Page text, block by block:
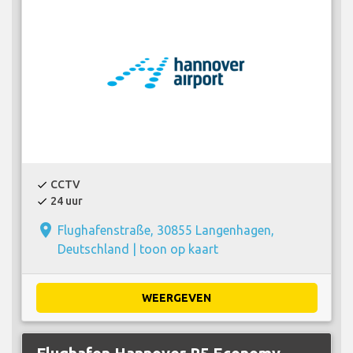
check CCTV
check 24 uur
place Flughafenstraße, 30855 Langenhagen,
Deutschland | toon op kaart
WEERGEVEN